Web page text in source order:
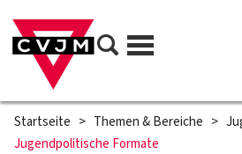
Direkt zum Inhalt springen
Suche
Startseite > Themen & Bereiche >
Jugend­politische Formate